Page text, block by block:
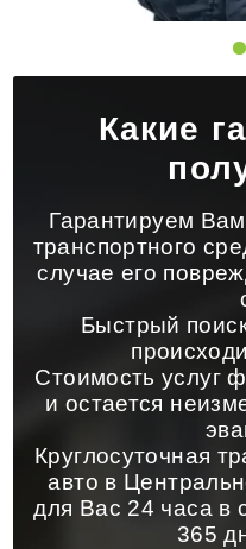
Какие
Гарантируем
транспортного
случае его
Быстрый
Стоимость услуг
и остается
Круглосуточная
авто в
для Вас 24 часа в
365